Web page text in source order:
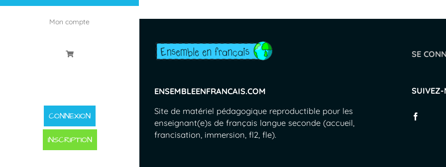
Mon compte
CONNEXION
INSCRIPTION
ENSEMBLEENFRANCAIS.COM
Site de matériel pédagogique reproductible pour les
enseignant(e)s de français langue seconde (accueil,
francisation, immersion, fl2, fle).
SE
SUIVEZ-